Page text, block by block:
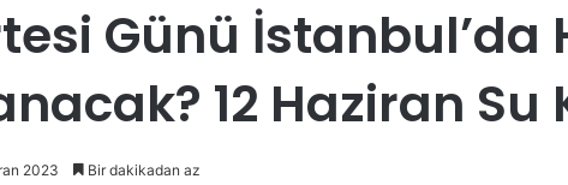
Günü
12 Haziran Su
2023 Bir dakikadan az